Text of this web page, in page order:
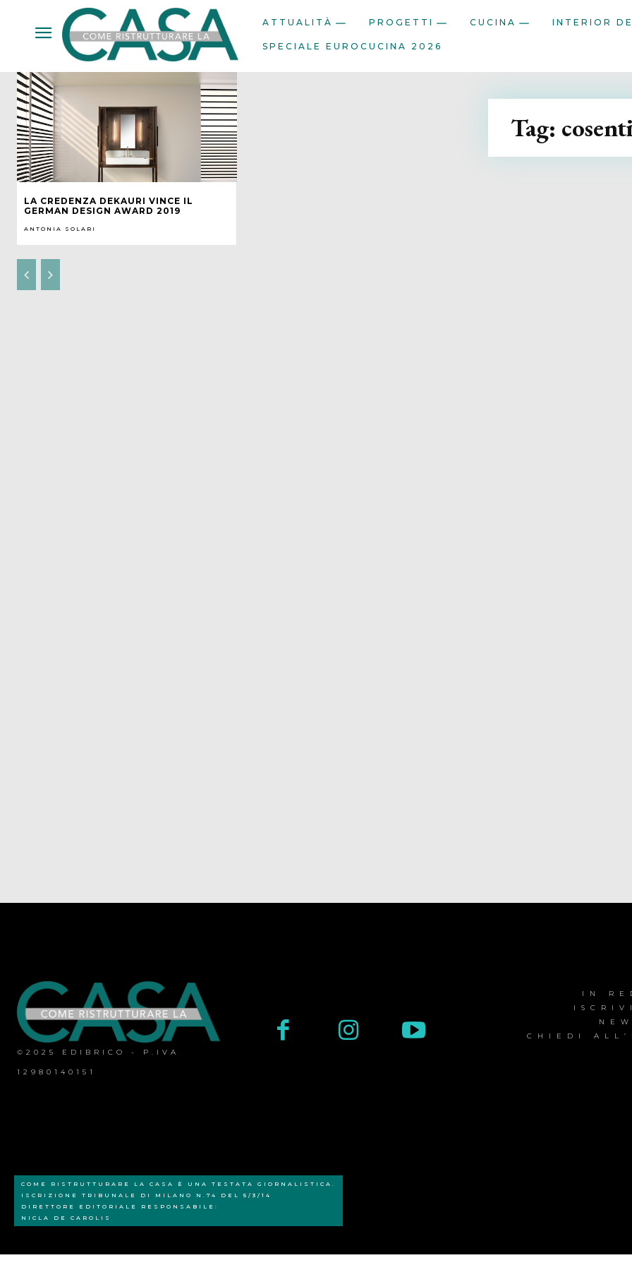
ATTUALITÀ PROGETTI CUCINA INTERIOR
SPECIALE EUROCUCINA 2026
LA CREDENZA DEKAURI VINCE IL
GERMAN DESIGN AWARD 2019
ANTONIA SOLARI
Tag:
©2025 EDIBRICO - P.IVA
12980140151
IN
CHIEDI
COME RISTRUTTURARE LA CASA È UNA TESTATA GIORNALISTICA.
ISCRIZIONE TRIBUNALE DI MILANO N.74 DEL 5/3/14
DIRETTORE EDITORIALE RESPONSABILE:
NICLA DE CAROLIS